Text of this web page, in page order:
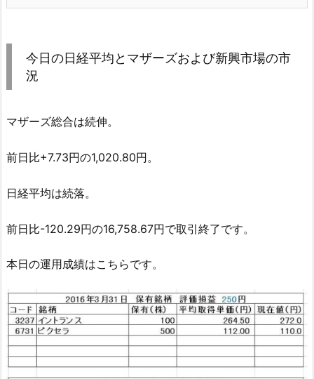
今日の日経平均とマザーズおよび新興市場の市
況
マザーズ総合は続伸。
前日比+7.73円の1,020.80円。
日経平均は続落。
前日比-120.29円の16,758.67円で取引終了です。
本日の運用成績はこちらです。